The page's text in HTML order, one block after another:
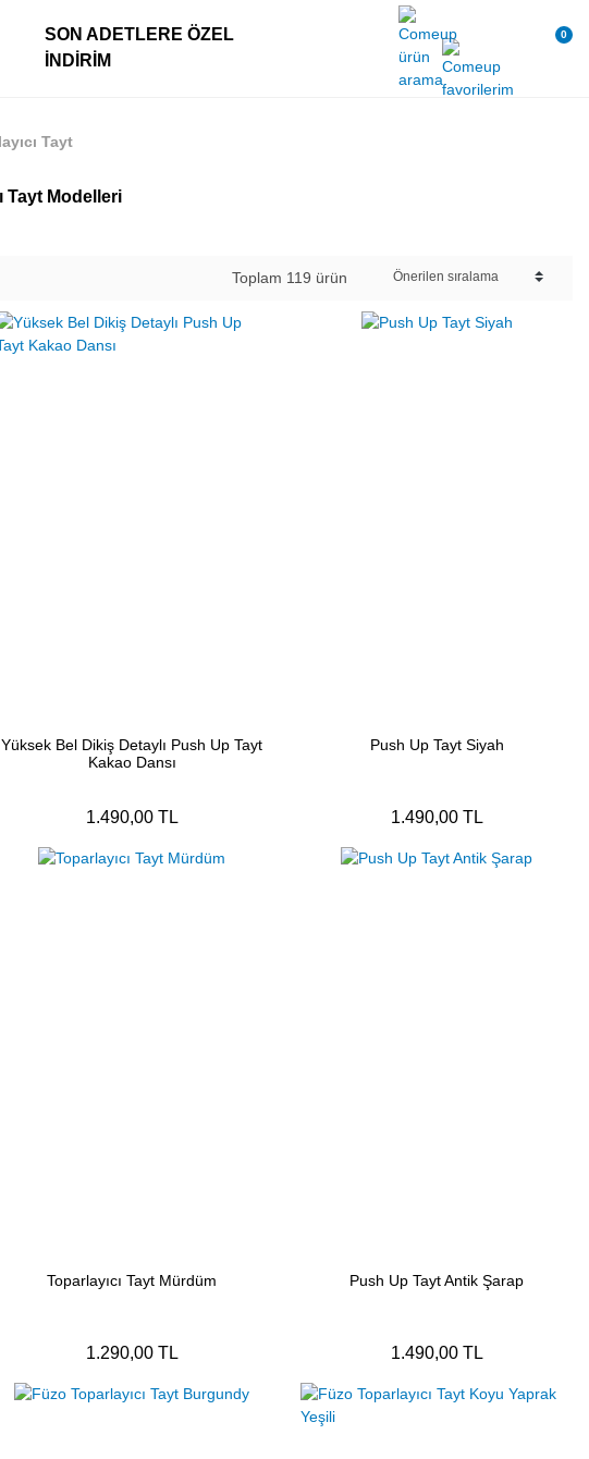
SON ADETLERE ÖZEL
İNDIRIM
0
Tayt
Tayt Modelleri
Toplam 119 ürün
Yüksek Bel Dikiş Detaylı Push Up Tayt
Kakao Dansı
1.490,00 TL
Push Up Tayt Siyah
1.490,00 TL
Toparlayıcı Tayt Mürdüm
1.290,00 TL
Push Up Tayt Antik Şarap
1.490,00 TL